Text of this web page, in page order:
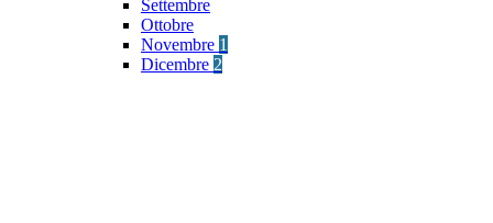
Settembre
Ottobre
Novembre 1
Dicembre 2